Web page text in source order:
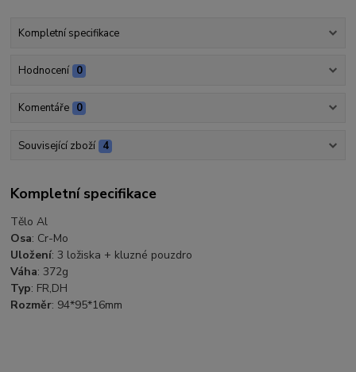
Kompletní specifikace
Hodnocení 0
Komentáře 0
Související zboží 4
Kompletní specifikace
Tělo Al
Osa: Cr-Mo
Uložení: 3 ložiska + kluzné pouzdro
Váha: 372g
Typ: FR,DH
Rozměr: 94*95*16mm